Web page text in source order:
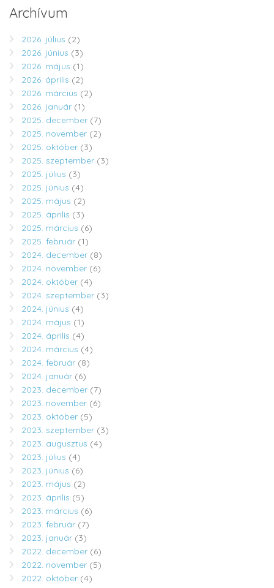
Archívum
2026. július (2)
2026. június (3)
2026. május (1)
2026. április (2)
2026. március (2)
2026. január (1)
2025. december (7)
2025. november (2)
2025. október (3)
2025. szeptember (3)
2025. július (3)
2025. június (4)
2025. május (2)
2025. április (3)
2025. március (6)
2025. február (1)
2024. december (8)
2024. november (6)
2024. október (4)
2024. szeptember (3)
2024. június (4)
2024. május (1)
2024. április (4)
2024. március (4)
2024. február (8)
2024. január (6)
2023. december (7)
2023. november (6)
2023. október (5)
2023. szeptember (3)
2023. augusztus (4)
2023. július (4)
2023. június (6)
2023. május (2)
2023. április (5)
2023. március (6)
2023. február (7)
2023. január (3)
2022. december (6)
2022. november (5)
2022. október (4)